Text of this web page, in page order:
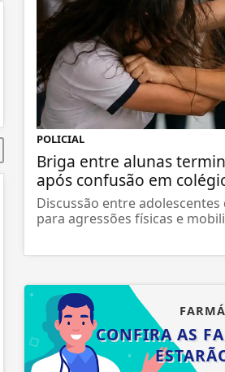
POLICIAL
Briga entre alunas
após confusão em
Discussão entre adolescentes
para agressões físicas e
CONFIRA AS